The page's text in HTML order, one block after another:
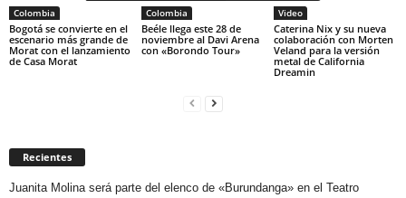
Colombia
Bogotá se convierte en el
escenario más grande de
Morat con el lanzamiento
de Casa Morat
Colombia
Beéle llega este 28 de
noviembre al Davi Arena
con «Borondo Tour»
Video
Caterina Nix y su nueva
colaboración con Morten
Veland para la versión
metal de California
Dreamin
Recientes
Juanita Molina será parte del elenco de «Burundanga» en el Teatro